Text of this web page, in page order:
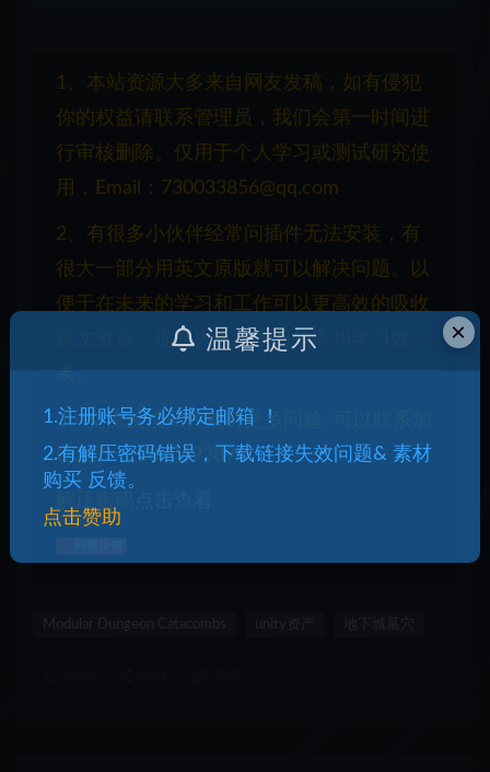
1、本站资源大多来自网友发稿，如有侵犯
你的权益请联系管理员，我们会第一时间进
行审核删除。仅用于个人学习或测试研究使
用，Email：730033856@qq.com
2、有很多小伙伴经常问插件无法安装，有
很大一部分用英文原版就可以解决问题。以
便于在未来的学习和工作可以更高效的吸收
英文资源，提高大家的学习效率和学习效
果。
3、交流反馈插件素材更多问题~可以联系加
QQ群：1087069289
Modular Dungeon Catacombs unity资产
×
温馨提示
1.注册账号务必绑定邮箱 ！
2.有解压密码错误，下载链接失效问题& 素材
购买 反馈。
点击赞助